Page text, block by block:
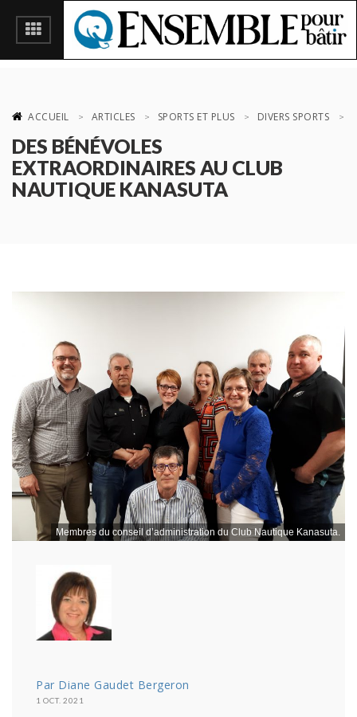
ACCUEIL ARTICLES SPORTS ET PLUS DIVERS SPORTS
DES BÉNÉVOLES
EXTRAORDINAIRES AU CLUB
NAUTIQUE KANASUTA
Membres du conseil d’administration du Club Nautique Kanasuta.
Par Diane Gaudet Bergeron
1 OCT. 2021